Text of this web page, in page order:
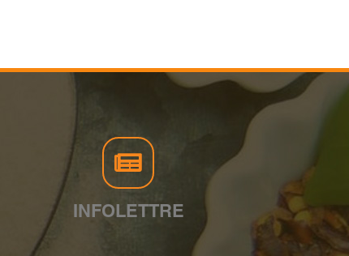
INFOLETTRE